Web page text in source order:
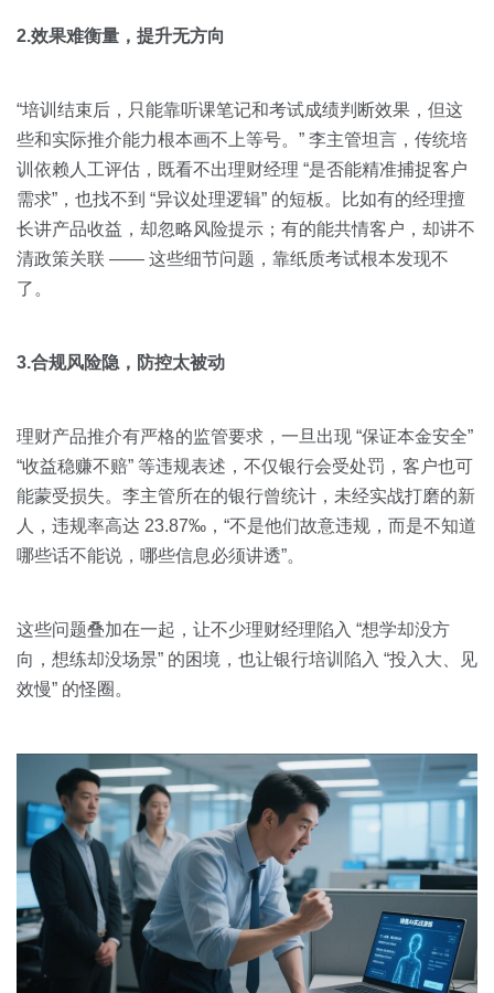
2.效果难衡量，提升无方向
“培训结束后，只能靠听课笔记和考试成绩判断效果，但这
些和实际推介能力根本画不上等号。” 李主管坦言，传统培
训依赖人工评估，既看不出理财经理 “是否能精准捕捉客户
需求”，也找不到 “异议处理逻辑” 的短板。比如有的经理擅
长讲产品收益，却忽略风险提示；有的能共情客户，却讲不
清政策关联 —— 这些细节问题，靠纸质考试根本发现不
了。
3.合规风险隐，防控太被动
理财产品推介有严格的监管要求，一旦出现 “保证本金安全”
“收益稳赚不赔” 等违规表述，不仅银行会受处罚，客户也可
能蒙受损失。李主管所在的银行曾统计，未经实战打磨的新
人，违规率高达 23.87‰，“不是他们故意违规，而是不知道
哪些话不能说，哪些信息必须讲透”。
这些问题叠加在一起，让不少理财经理陷入 “想学却没方
向，想练却没场景” 的困境，也让银行培训陷入 “投入大、见
效慢” 的怪圈。